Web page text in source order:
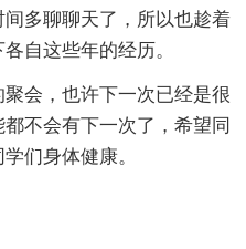
多聊聊天了，所以也趁着
自这些年的经历。
会，也许下一次已经是很
不会有下一次了，希望同
们身体健康。